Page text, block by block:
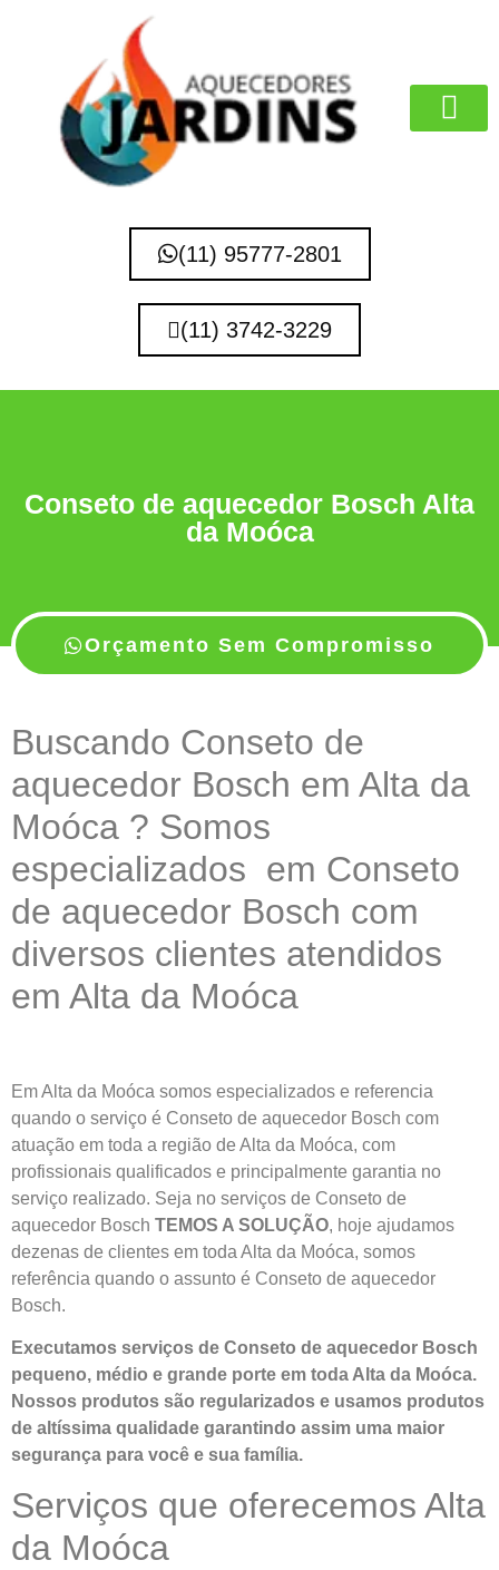
(11) 95777-2801
(11) 3742-3229
Conseto de aquecedor Bosch Alta
da Moóca
Orçamento Sem Compromisso
Buscando Conseto de
aquecedor Bosch em Alta da
Moóca ? Somos
especializados em Conseto
de aquecedor Bosch com
diversos clientes atendidos
em Alta da Moóca
Em Alta da Moóca somos especializados e referencia
quando o serviço é Conseto de aquecedor Bosch com
atuação em toda a região de Alta da Moóca, com
profissionais qualificados e principalmente garantia no
serviço realizado. Seja no serviços de Conseto de
aquecedor Bosch TEMOS A SOLUÇÃO, hoje ajudamos
dezenas de clientes em toda Alta da Moóca, somos
referência quando o assunto é Conseto de aquecedor
Bosch.
Executamos serviços de Conseto de aquecedor Bosch
pequeno, médio e grande porte em toda Alta da Moóca.
Nossos produtos são regularizados e usamos produtos
de altíssima qualidade garantindo assim uma maior
segurança para você e sua família.
Serviços que oferecemos Alta
da Moóca